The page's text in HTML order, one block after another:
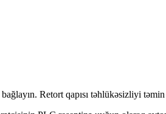
Retort qapısı təhlükəsizliyi